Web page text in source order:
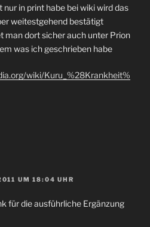
in print habe bei wiki wird das
weitestgehend bestätigt
man dort sicher auch unter Prion
was ich geschrieben habe
wiki/Kuru_%28Krankheit%
UM 18:04 UHR
für die ausführliche Ergänzung